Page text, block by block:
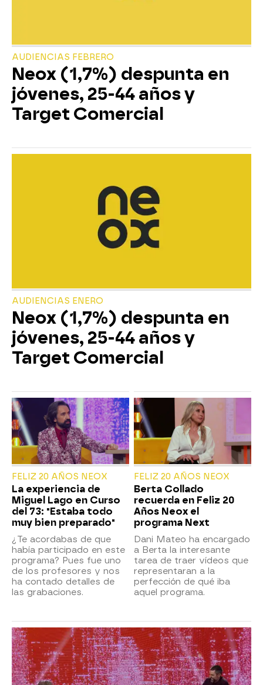
AUDIENCIAS FEBRERO
Neox (1,7%) despunta en
jóvenes, 25-44 años y
Target Comercial
AUDIENCIAS ENERO
Neox (1,7%) despunta en
jóvenes, 25-44 años y
Target Comercial
FELIZ 20 AÑOS NEOX
La experiencia de
Miguel Lago en Curso
del 73: "Estaba todo
muy bien preparado"
¿Te acordabas de que
había participado en este
programa? Pues fue uno
de los profesores y nos
ha contado detalles de
las grabaciones.
FELIZ 20 AÑOS NEOX
Berta Collado
recuerda en Feliz 20
Años Neox el
programa Next
Dani Mateo ha encargado
a Berta la interesante
tarea de traer vídeos que
representaran a la
perfección de qué iba
aquel programa.